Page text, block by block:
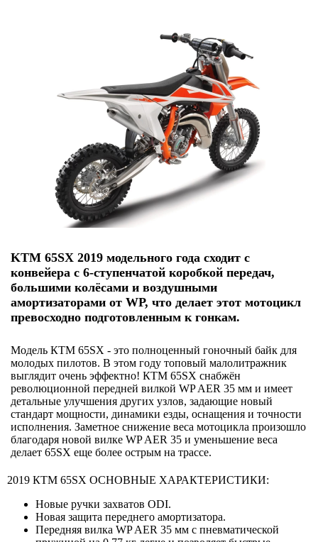
KTM 65SX 2019 модельного года сходит с
конвейера с 6-ступенчатой коробкой передач,
большими колёсами и воздушными
амортизаторами от WP, что делает этот мотоцикл
превосходно подготовленным к гонкам.
Модель КТМ 65SX - это полноценный гоночный байк для
молодых пилотов. В этом году топовый малолитражник
выглядит очень эффектно! КТМ 65SX снабжён
революционной передней вилкой WP AER 35 мм и имеет
детальные улучшения других узлов, задающие новый
стандарт мощности, динамики езды, оснащения и точности
исполнения. Заметное снижение веса мотоцикла произошло
благодаря новой вилке WP AER 35 и уменьшение веса
делает 65SX еще более острым на трассе.
2019 КТМ 65SX ОСНОВНЫЕ ХАРАКТЕРИСТИКИ:
Новые ручки захватов ODI.
Новая защита переднего амортизатора.
Передняя вилка WP AER 35 мм с пневматической